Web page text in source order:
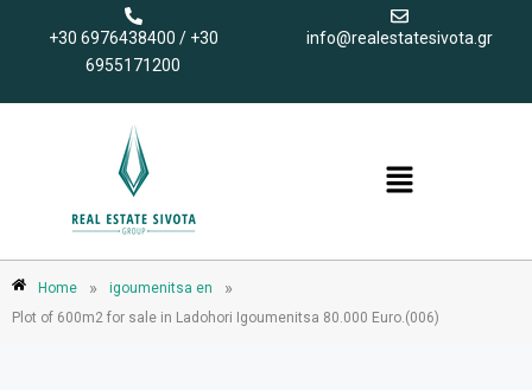
περιεχόμενο
+30 6976438400 / +30
6955171200
info@realestatesivota.gr
Menu
Home » igoumenitsa en »
Plot of 600m2 for sale in Ladohori Igoumenitsa 80.000 Euro.(006)